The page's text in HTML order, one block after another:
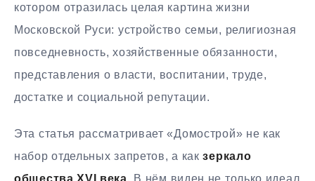
котором отразилась целая картина жизни
Московской Руси: устройство семьи, религиозная
повседневность, хозяйственные обязанности,
представления о власти, воспитании, труде,
достатке и социальной репутации.
Эта статья рассматривает «Домострой» не как
набор отдельных запретов, а какзеркало